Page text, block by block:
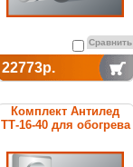
Сравнить
22773р.
Комплект Антилед
ТТ-16-40 для обогрева